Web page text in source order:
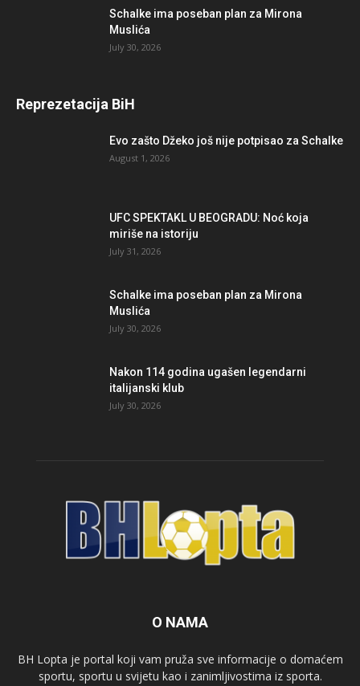
Schalke ima poseban plan za Mirona
Muslića
July 30, 2026
Reprezetacija BiH
Evo zašto Džeko još nije potpisao za Schalke
August 1, 2026
UFC SPEKTAKL U BEOGRADU: Noć koja
miriše na istoriju
July 31, 2026
Schalke ima poseban plan za Mirona
Muslića
July 30, 2026
Nakon 114 godina ugašen legendarni
italijanski klub
July 30, 2026
O NAMA
BH Lopta je portal koji vam pruža sve informacije o domaćem
sportu, sportu u svijetu kao i zanimljivostima iz sporta.